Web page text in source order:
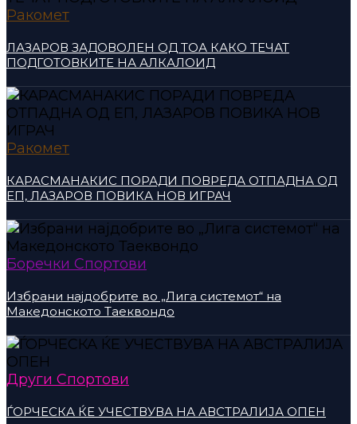
Ракомет
ЛАЗАРОВ ЗАДОВОЛЕН ОД ТОА КАКО ТЕЧАТ
ПОДГОТОВКИТЕ НА АЛКАЛОИД
Ракомет
КАРАСМАНАКИС ПОРАДИ ПОВРЕДА ОТПАДНА ОД
ЕП, ЛАЗАРОВ ПОВИКА НОВ ИГРАЧ
Боречки Спортови
Избрани најдобрите во „Лига системот“ на
Македонското Таеквондо
Други Спортови
ЃОРЧЕСКА ЌЕ УЧЕСТВУВА НА АВСТРАЛИЈА ОПЕН